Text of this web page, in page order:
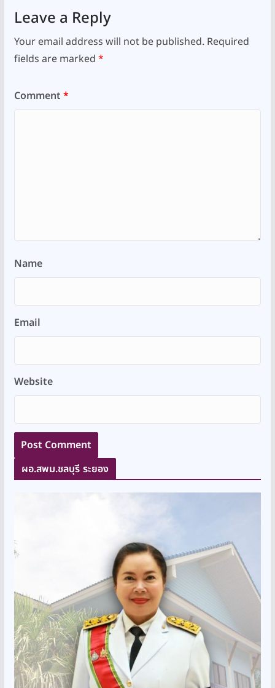
Leave a Reply
Your email address will not be published. Required
fields are marked *
Comment *
Name
Email
Website
ผอ.สพม.ชลบุรี ระยอง